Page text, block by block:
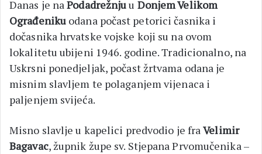
Danas je naPodadrežnjuu Donjem Velikom
Ograđeniku odana počast petorici časnika i
dočasnika hrvatske vojske koji su na ovom
lokalitetu ubijeni 1946. godine. Tradicionalno, na
Uskrsni ponedjeljak, počast žrtvama odana je
misnim slavljem te polaganjem vijenaca i
paljenjem svijeća.
Misno slavlje u kapelici predvodio je fraVelimir
Bagavac, župnik župe sv. Stjepana Prvomučenika –